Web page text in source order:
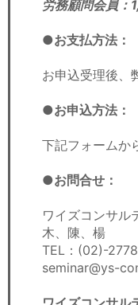
労務顧問会員：
●お支払方法：
お申込受理後、
●お申込方法：
下記フォームか
●お問合せ：
ワイズコンサ
木、陳、楊
TEL：(02)-
seminar@ys-